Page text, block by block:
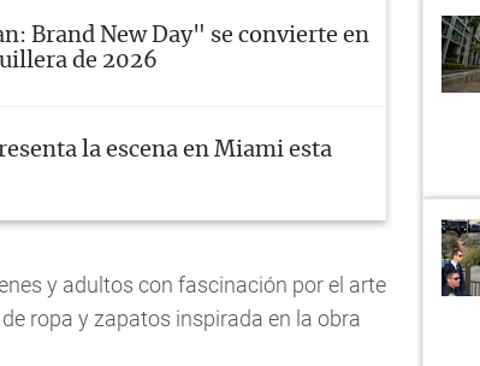
Brand New Day" se convierte en
de 2026
la escena en Miami esta
y adultos con fascinación por el arte
ropa y zapatos inspirada en la obra